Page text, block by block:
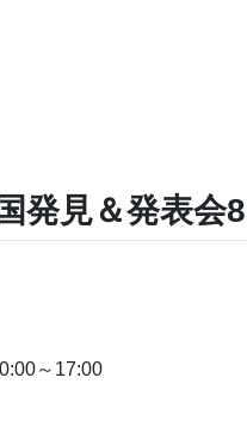
発見＆発表会
～17:00